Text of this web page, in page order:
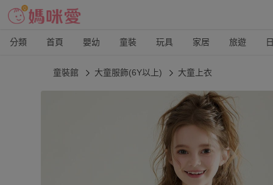
分類 首頁 嬰幼 童裝 玩具 家居 旅遊
童裝館 大童服飾(6Y以上) 大童上衣